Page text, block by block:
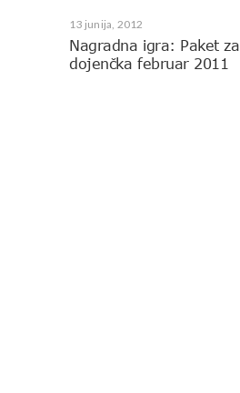
13 junija, 2012
Nagradna igra: Paket za
dojenčka februar 2011